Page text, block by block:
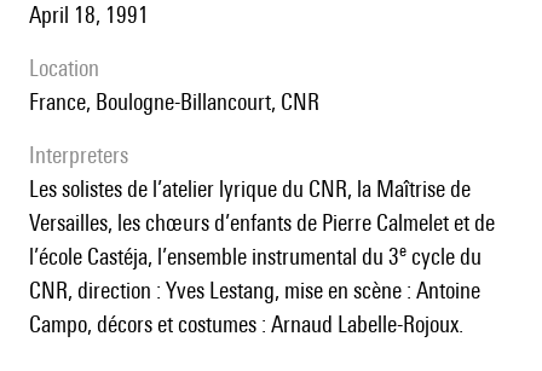
April 18, 1991
location
France, Boulogne-Billancourt, CNR
interpreters
les solistes de l’atelier lyrique du CNR, la Maîtrise de
Versailles, les chœurs d’enfants de Pierre Calmelet et de
l’école Castéja, l’ensemble instrumental du 3e cycle du
CNR, direction : Yves Lestang, mise en scène : Antoine
Campo, décors et costumes : Arnaud Labelle-Rojoux.